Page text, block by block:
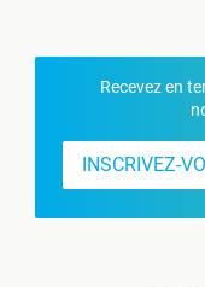
Recevez en
INSCRIVEZ-